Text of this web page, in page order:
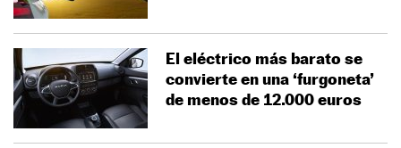
El eléctrico más barato se
convierte en una ‘furgoneta’
de menos de 12.000 euros